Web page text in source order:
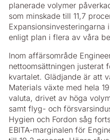
planerade volymer
som minskade till 11,7
enligt plan i flera av våra
Inom affärsområde
nettoomsättningen justerat
kvartalet. Glädjande är att
Materials växte med hela
valuta, drivet av höga
samt flyg- och
Hygien och Fordon såg
EBITA-marginalen för